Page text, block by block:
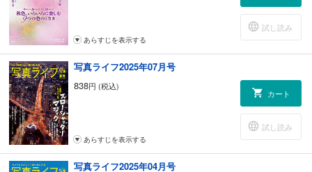
試し読み
あらすじを表示する
写真ライフ2025年07月号
838円 (税込)
カート
試し読み
あらすじを表示する
写真ライフ2025年04月号